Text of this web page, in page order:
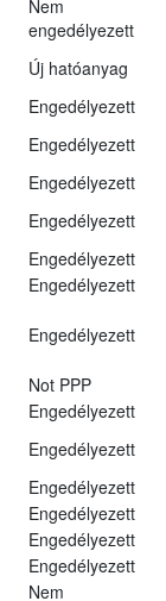
Nem
engedélyezett
Új hatóanyag
Engedélyezett
Engedélyezett
Engedélyezett
Engedélyezett
Engedélyezett
Engedélyezett
Engedélyezett
Not PPP
Engedélyezett
Engedélyezett
Engedélyezett
Engedélyezett
Engedélyezett
Engedélyezett
Nem